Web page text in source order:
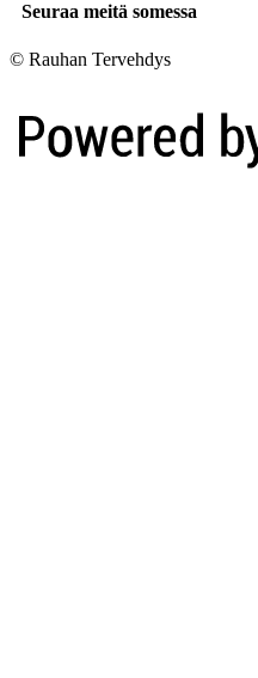
Seuraa meitä somessa
© Rauhan Tervehdys